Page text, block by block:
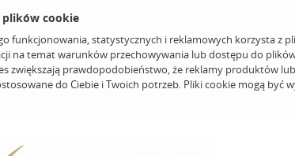
plików cookie
funkcjonowania, statystycznych i reklamowych korzysta z
na temat warunków przechowywania lub dostępu do
zwiększają prawdopodobieństwo, że reklamy produktów
do Ciebie i Twoich potrzeb. Pliki cookie mogą